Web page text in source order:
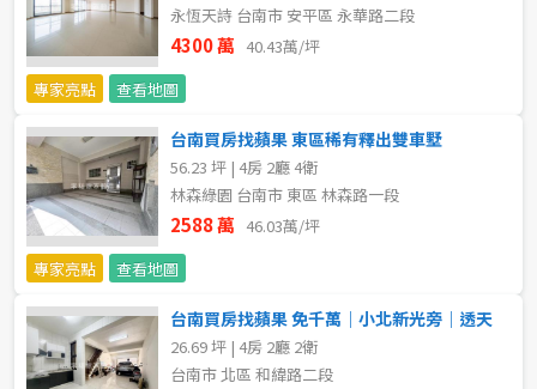
3樓 4樓
5~10樓
21樓以上
~
格局
不拘
永恆天詩 台南市 安平區 永華路二段
4300 萬 40.43萬/坪
專家亮點
查看地圖
台南買房找蘋果 東區稀有釋出雙車墅
56.23 坪 | 4房 2廳 4衛
林森綠園 台南市 東區 林森路一段
2588 萬 46.03萬/坪
專家亮點
查看地圖
台南買房找蘋果 免千萬｜小北新光旁｜透天
26.69 坪 | 4房 2廳 2衛
台南市 北區 和緯路二段